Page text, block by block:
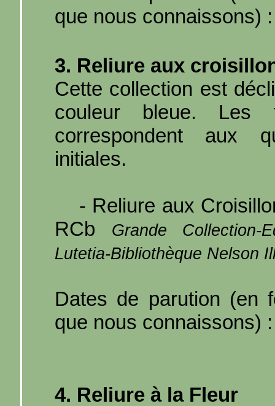
que nous connaissons)
3. Reliure aux
Cette collection est
couleur bleue. Les
correspondent aux
initiales.
- Reliure aux
RCb
Grande Collection-
Lutetia-Bibliothèque Nelson
Dates de parution (en
que nous connaissons)
4. Reliure à la Fleur